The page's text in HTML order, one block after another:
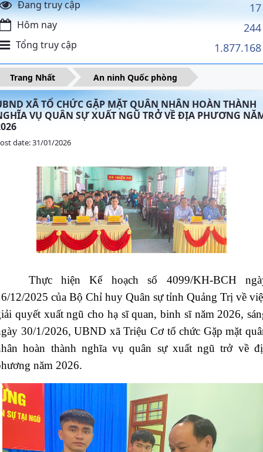
Đang truy cập
17
Hôm nay 244
Tổng truy cập 1.877.168
Trang Nhất An ninh Quốc phòng
XÃ TỔ CHỨC GẶP MẶT QUÂN NHÂN HOÀN THÀNH
VỤ QUÂN SỰ XUẤT NGŨ TRỞ VỀ ĐỊA PHƯƠNG
date: 31/01/2026
Thực hiện Kế hoạch số 4099/KH-BCH
12/2025 của Bộ Chỉ huy Quân sự tỉnh Quảng Trị về
quyết xuất ngũ cho hạ sĩ quan, binh sĩ năm 2026,
30/1/2026, UBND xã Triệu Cơ tổ chức Gặp mặt
hoàn thành nghĩa vụ quân sự xuất ngũ trở về
năm 2026.